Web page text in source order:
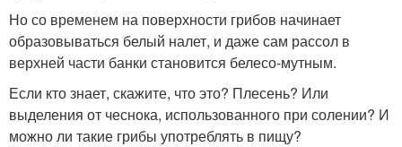
Но со временем на поверхности грибов начинает
образовываться белый налет, и даже сам рассол в
верхней части банки становится белесо-мутным.
Если кто знает, скажите, что это? Плесень? Или
выделения от чеснока, использованного при солении? И
можно ли такие грибы употреблять в пищу?